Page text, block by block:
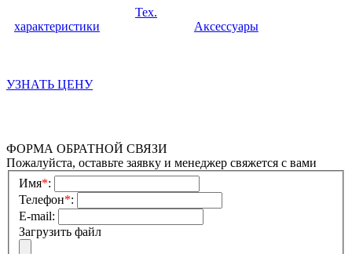
Тех.
характеристики
Аксессуары
УЗНАТЬ ЦЕНУ
ФОРМА ОБРАТНОЙ СВЯЗИ
Пожалуйста, оставьте заявку и менеджер свяжется с вами
Имя*:
Телефон*:
E-mail:
Загрузить файл